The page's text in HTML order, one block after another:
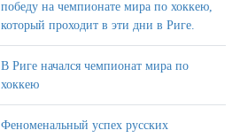
победу на чемпионате мира по хоккею,
который проходит в эти дни в Риге.
В Риге начался чемпионат мира по
хоккею
Феноменальный успех русских